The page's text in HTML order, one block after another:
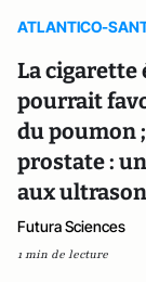
ATLANTICO-
La
pourrait
du poumon
prostate :
aux
Futura Sciences
1 min de lecture